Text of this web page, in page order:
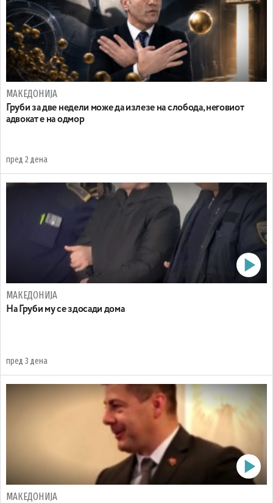
МАКЕДОНИЈА
Груби за две недели може да излезе на слобода, неговиот
адвокат е на одмор
пред 2 дена
МАКЕДОНИЈА
На Груби му се здосади дома
пред 3 дена
МАКЕДОНИЈА